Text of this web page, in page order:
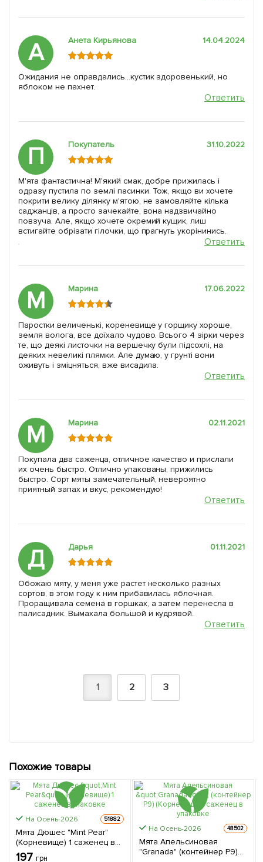
А Анета Кирьянова 14.04.2024
Ожидания не оправдались...кустик здоровенький, но
яблоком не пахнет.
Ответить
П Покупатель 31.10.2022
М'ята фантастична! М'який смак, добре прижилась і
одразу пустила по землі пасинки. Тож, якщо ви хочете
покрити велику ділянку м'ятою, не замовляйте кілька
саджанців, а просто зачекайте, вона надзвичайно
повзуча. Але, якщо хочете окремий кущик, лиш
встигайте обрізати гілочки, що прагнуть укорінинись.
Ответить
М Марина 17.06.2022
Паростки величенькі, кореневище у горщику хороше,
земля волога, все доїхало чудово. Всього 4 зірки через
те, що деякі листочки на вершечку були підсохлі, на
деяких невеликі плямки. Але думаю, у грунті вони
оживуть і зміцняться, вже висадила.
Ответить
М Марина 02.11.2021
Покупала два саженца, отличное качество и прислали
их очень быстро. Отлично упакованы, прижились
быстро. Сорт мяты замечательный, невероятно
приятный запах и вкус, рекомендую!
Ответить
Д Дарья 01.11.2021
Обожаю мяту, у меня уже растет несколько разных
сортов, в этом году к ним прибавилась яблочная.
Проращивала семена в горшках, а затем перенесла в
палисадник. Вымахала большой и кудрявой.
Ответить
1 2 3
Похожие товары
На Осень-2026 51882
Мята Дюшес "Mint Pear"
(Корневище) 1 саженец в
упаковке
197 грн
На Осень-2026 48502
Мята Апельсиновая
"Granada" (контейнер Р9)